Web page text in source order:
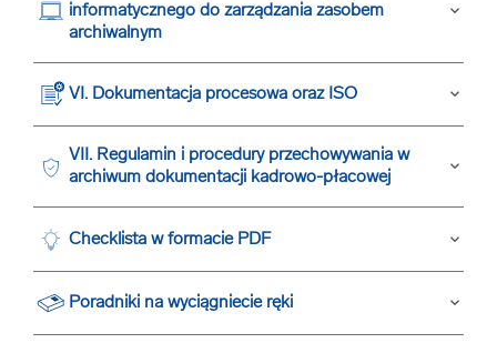
informatycznego do zarządzania zasobem
archiwalnym
keyboard_arrow_down
VI. Dokumentacja procesowa oraz ISO keyboard_arrow_down
VII. Regulamin i procedury przechowywania w
archiwum dokumentacji kadrowo-płacowej
keyboard_arrow_down
Checklista w formacie PDF keyboard_arrow_down
Poradniki na wyciągniecie ręki keyboard_arrow_down